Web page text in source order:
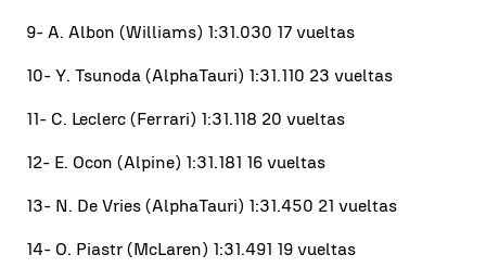
9- A. Albon (Williams) 1:31.030 17 vueltas
10- Y. Tsunoda (AlphaTauri) 1:31.110 23 vueltas
11- C. Leclerc (Ferrari) 1:31.118 20 vueltas
12- E. Ocon (Alpine) 1:31.181 16 vueltas
13- N. De Vries (AlphaTauri) 1:31.450 21 vueltas
14- O. Piastr (McLaren) 1:31.491 19 vueltas